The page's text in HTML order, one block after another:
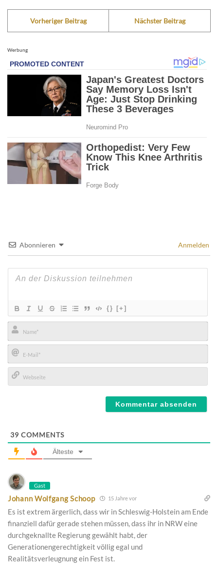
Vorheriger Beitrag Nächster Beitrag
Werbung
Abonnieren Anmelden
{} [+]
Name*
E-
Mail*
39 COMMENTS
Älteste
Gast
Johann Wolfgang Schoop 15 Jahre vor
Es ist extrem ärgerlich, dass wir in Schleswig-Holstein am Ende
finanziell dafür gerade stehen müssen, dass ihr in NRW eine
durchgeknallte Regierung gewählt habt, der
Generationengerechtigkeit völlig egal und
Realitätsverleugnung ein Fest ist.